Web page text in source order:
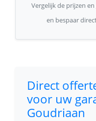
Vergelijk de prijzen
en bespaar
Direct
voor uw
Goudriaan